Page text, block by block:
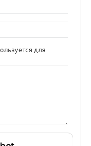
для